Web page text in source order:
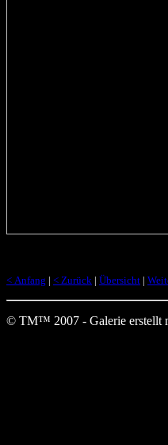
< Anfang | < Zurück | Übersicht |
© TM™ 2007 - Galerie erstellt